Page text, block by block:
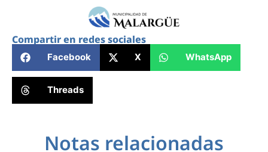
Compartir en redes sociales
Facebook X WhatsApp
Threads
Notas relacionadas